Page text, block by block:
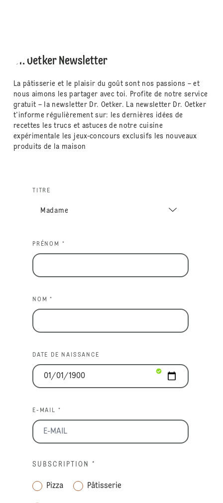
Dr. Oetker Newsletter
La pâtisserie et le plaisir du goût sont nos passions – et
nous aimons les partager avec toi. Profite de notre service
gratuit – la newsletter Dr. Oetker. La newsletter Dr. Oetker
t'informe régulièrement sur: les dernières idées de
recettes les trucs et astuces de notre cuisine
expérimentale les jeux-concours exclusifs les nouveaux
produits de la maison
TITRE
PRÉNOM *
NOM *
DATE DE NAISSANCE
E-MAIL *
SUBSCRIPTION *
Pizza Pâtisserie